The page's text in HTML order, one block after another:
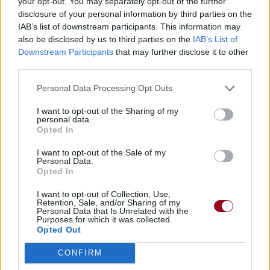
disclosure of your personal information by third parties on the
IAB’s list of downstream participants. This information may
also be disclosed by us to third parties on the IAB’s List of
Downstream Participants that may further disclose it to other
Personal Data Processing Opt Outs
I want to opt-out of the Sharing of my
personal data.
Opted In
I want to opt-out of the Sale of my
Personal Data.
Opted In
I want to opt-out of Collection, Use,
Retention, Sale, and/or Sharing of my
Personal Data that Is Unrelated with the
Purposes for which it was collected.
Opted Out
CONFIRM